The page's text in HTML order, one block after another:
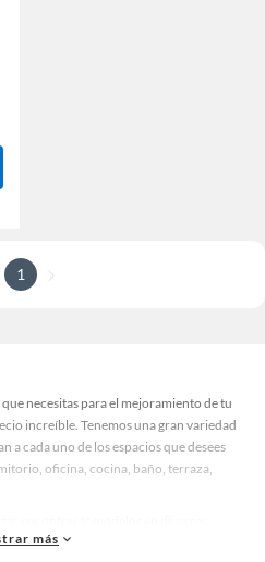
1
necesitas para el mejoramiento de tu
increíble. Tenemos una gran variedad
a cada uno de los espacios que desees
oficina, cocina, baño, terraza,
específicas de tu
más